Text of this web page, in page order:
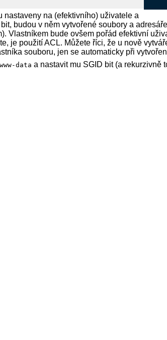
nastaveny na (efektivního) uživatele a
budou v něm vytvořené soubory a
Vlastníkem bude ovšem pořád efektivní
je použití ACL. Můžete říci, že u nově
souboru, jen se automaticky při
www-data a nastavit mu SGID bit (a rekurzivně